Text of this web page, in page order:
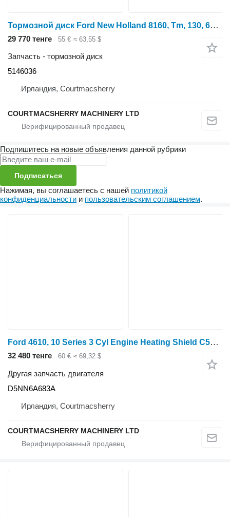
Тормозной диск Ford New Holland 8160, Tm, 130, 60, M Parking Brake Hand Brake Disc K 5146036 для трактора колесного
29 770 тенге 55 € ≈ 63,55 $
Запчасть - тормозной диск
5146036
Ирландия, Courtmacsherry
COURTMACSHERRY MACHINERY LTD
Подпишитесь на новые объявления данной рубрики
Подписаться
Нажимая, вы соглашаетесь с нашей политикой
конфиденциальности и пользовательским соглашением.
Ford 4610, 10 Series 3 Cyl Engine Heating Shield C5nn6a683k D5NN6A683A для трактора колесного
32 480 тенге 60 € ≈ 69,32 $
Другая запчасть двигателя
D5NN6A683A
Ирландия, Courtmacsherry
COURTMACSHERRY MACHINERY LTD